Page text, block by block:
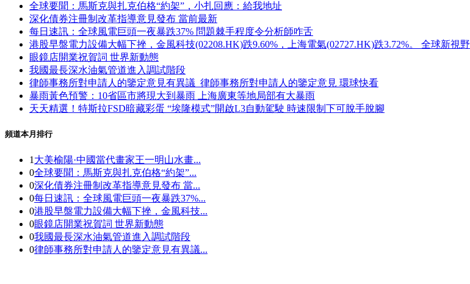
全球要聞：馬斯克與扎克伯格“約架”，小扎回應：給我地址
深化債券注冊制改革指導意見發布 當前最新
每日速訊：全球風電巨頭一夜暴跌37% 問題棘手程度令分析師咋舌
港股早盤電力設備大幅下挫，金風科技(02208.HK)跌9.60%，上海電氣(02727.HK)跌3.72%。 全球新視野
眼鏡店開業祝賀詞 世界新動態
我國最長深水油氣管道進入調試階段
律師事務所對申請人的鑒定意見有異議_律師事務所對申請人的鑒定意見 環球快看
暴雨黃色預警：10省區市將現大到暴雨 上海廣東等地局部有大暴雨
天天精選！特斯拉FSD暗藏彩蛋 “埃隆模式”開啟L3自動駕駛 時速限制下可脫手脫腳
頻道本月排行
1 大美榆陽·中國當代畫家王一明山水畫...
0全球要聞：馬斯克與扎克伯格“約架”...
0深化債券注冊制改革指導意見發布 當...
0每日速訊：全球風電巨頭一夜暴跌37%...
0港股早盤電力設備大幅下挫，金風科技...
0眼鏡店開業祝賀詞 世界新動態
0我國最長深水油氣管道進入調試階段
0律師事務所對申請人的鑒定意見有異議...